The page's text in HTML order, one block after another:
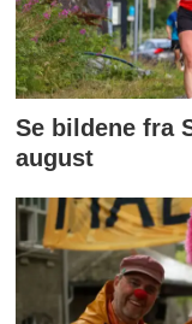
Se bildene fra
august